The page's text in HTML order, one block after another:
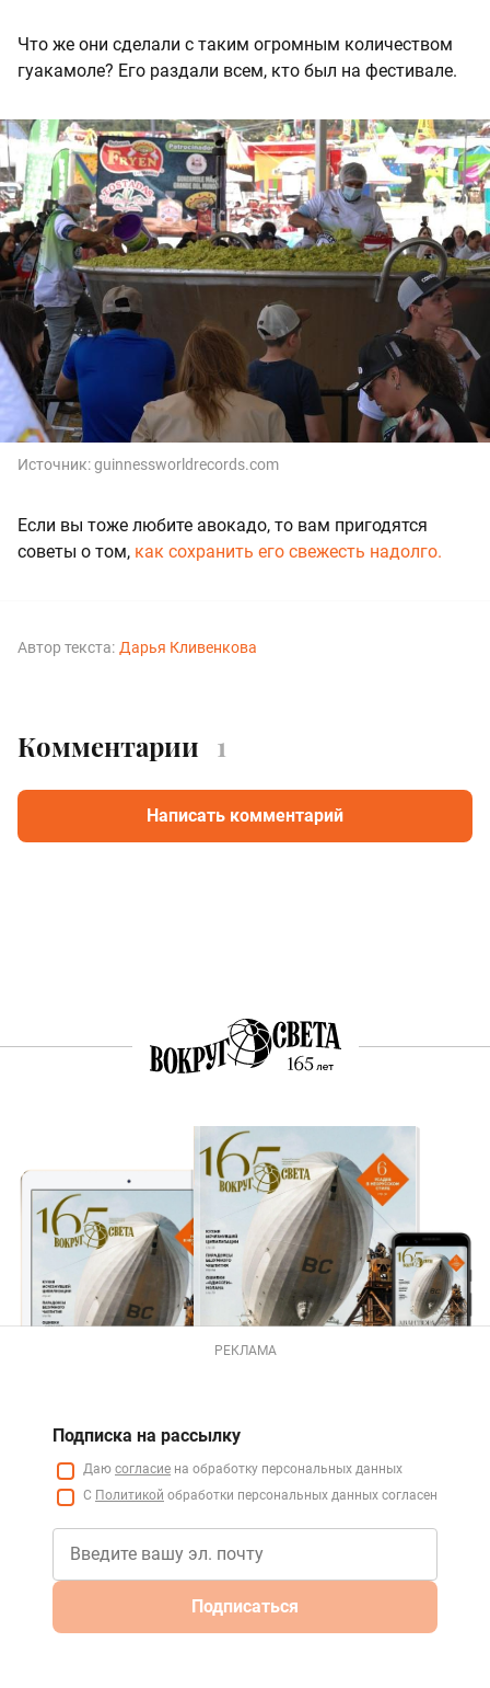
Что же они сделали с таким огромным количеством
гуакамоле? Его раздали всем, кто был на фестивале.
Источник:guinnessworldrecords.com
Если вы тоже любите авокадо, то вам пригодятся
советы о том, как сохранить его свежесть надолго.
Автор текста: Дарья Кливенкова
Комментарии 1
Написать комментарий
РЕКЛАМА
Подписка на рассылку
Даю согласие на обработку персональных данных
С Политикой обработки персональных данных согласен
Подписаться